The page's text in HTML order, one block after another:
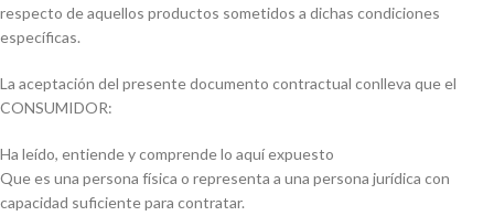
respecto de aquellos productos sometidos a dichas condiciones
específicas.
La aceptación del presente documento contractual conlleva que el
CONSUMIDOR:
Ha leído, entiende y comprende lo aquí expuesto
Que es una persona física o representa a una persona jurídica con
capacidad suficiente para contratar.